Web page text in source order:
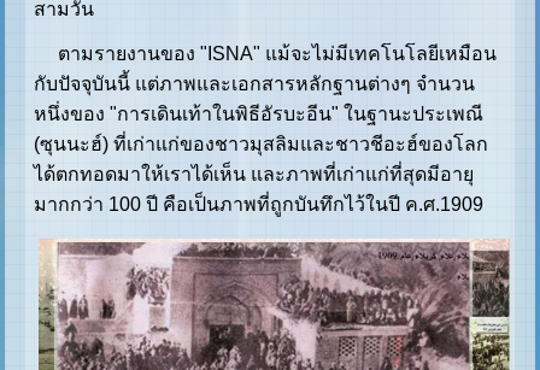
สามวัน
ตามรายงานของ "ISNA" แม้จะไม่มีเทคโนโลยีเหมือน
กับปัจจุบันนี้ แต่ภาพและเอกสารหลักฐานต่างๆ จำนวน
หนึ่งของ "การเดินเท้าในพิธีอัรบะอีน" ในฐานะประเพณี
(ซุนนะฮ์) ที่เก่าแก่ของชาวมุสลิมและชาวชีอะฮ์ของโลก
ได้ตกทอดมาให้เราได้เห็น และภาพที่เก่าแก่ที่สุดมีอายุ
มากกว่า 100 ปี คือเป็นภาพที่ถูกบันทึกไว้ในปี ค.ศ.1909